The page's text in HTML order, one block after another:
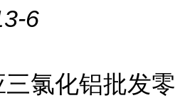
6
三氯化铝批发零